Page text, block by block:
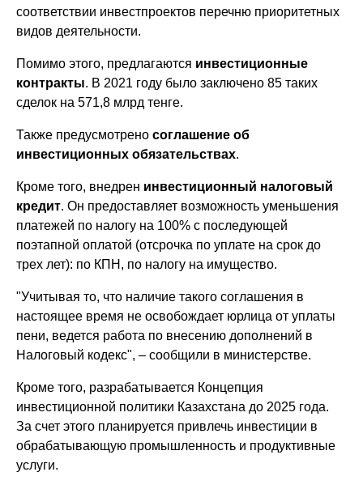
соответствии инвестпроектов перечню приоритетных
видов деятельности.
Помимо этого, предлагаются инвестиционные
контракты. В 2021 году было заключено 85 таких
сделок на 571,8 млрд тенге.
Также предусмотреносоглашение об
инвестиционных обязательствах.
Кроме того, внедрен инвестиционный налоговый
кредит. Он предоставляет возможность уменьшения
платежей по налогу на 100% с последующей
поэтапной оплатой (отсрочка по уплате на срок до
трех лет): по КПН, по налогу на имущество.
"Учитывая то, что наличие такого соглашения в
настоящее время не освобождает юрлица от уплаты
пени, ведется работа по внесению дополнений в
Налоговый кодекс", – сообщили в министерстве.
Кроме того, разрабатывается Концепция
инвестиционной политики Казахстана до 2025 года.
За счет этого планируется привлечь инвестиции в
обрабатывающую промышленность и продуктивные
услуги.